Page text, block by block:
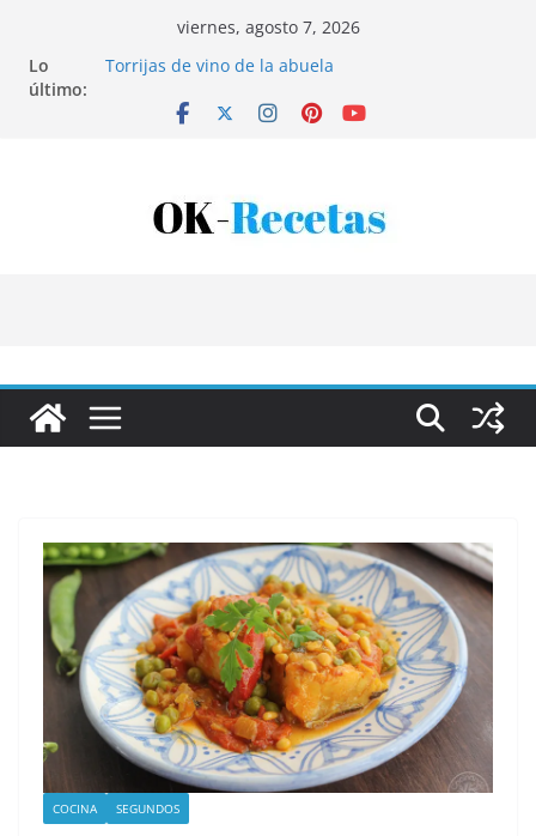
contenido
viernes, agosto 7, 2026
Lo
último:
Torrijas de vino de la abuela
Bandeja de pescaíto frito
COCINA SEGUNDOS